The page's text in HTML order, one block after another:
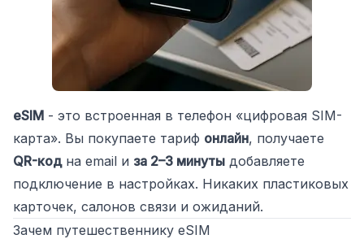
eSIM - это встроенная в телефон «цифровая SIM-
карта». Вы покупаете тариф онлайн, получаете
QR-кодна email и за 2–3 минуты добавляете
подключение в настройках. Никаких пластиковых
карточек, салонов связи и ожиданий.
Зачем путешественнику eSIM